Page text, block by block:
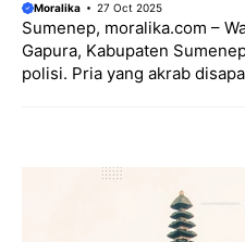
Moralika 27 Oct 2025
Sumenep, moralika.com –
Gapura, Kabupaten
polisi. Pria yang akrab